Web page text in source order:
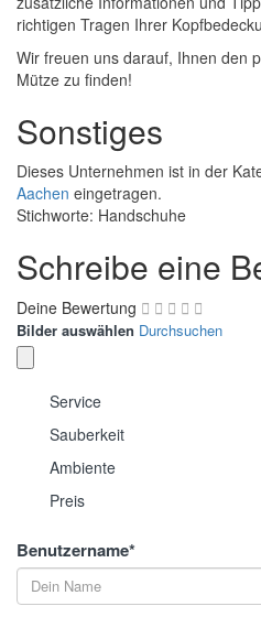
richtigen Tragen Ihrer
Wir freuen uns darauf, Ihnen den
Mütze zu finden!
Sonstiges
Dieses Unternehmen ist in der
Aachen eingetragen.
Stichworte: Handschuhe
Schreibe eine
Deine Bewertung
Bilder auswählen Durchsuchen
Service
Sauberkeit
Ambiente
Preis
Benutzername*